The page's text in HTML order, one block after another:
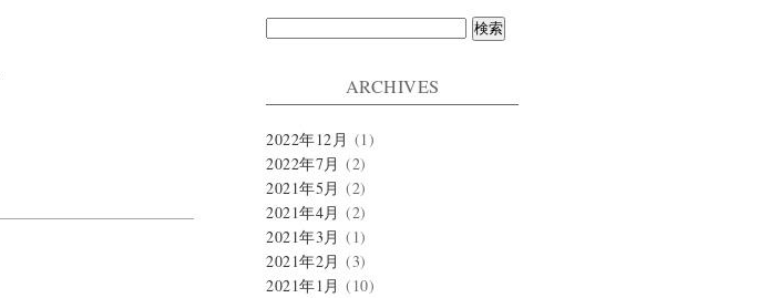
検
ARCHIVES
2022年12月 (1)
2022年7月 (2)
2021年5月 (2)
2021年4月 (2)
2021年3月 (1)
2021年2月 (3)
2021年1月 (10)